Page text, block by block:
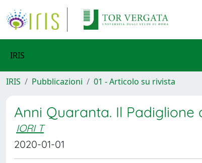
IRIS
IRIS Pubblicazioni 01 - Articolo su rivista
Anni Quaranta. Il
IORI T
2020-01-01